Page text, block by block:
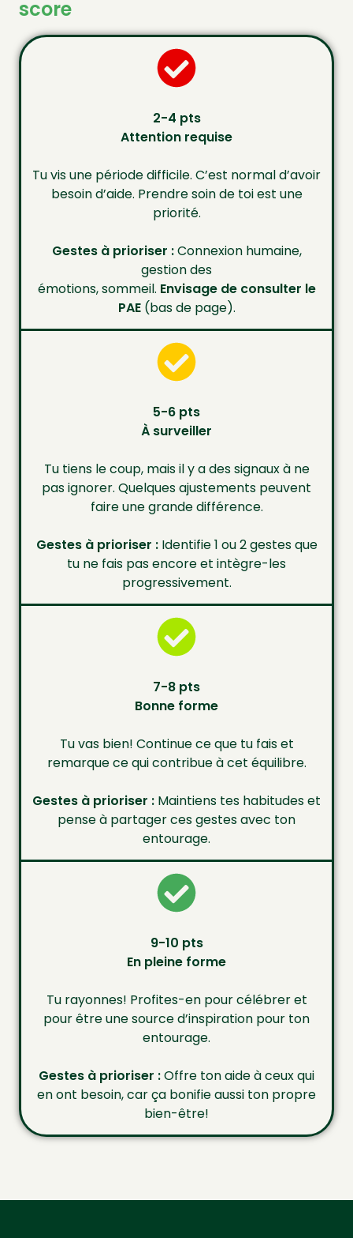
score
2-4 pts
Attention requise
Tu vis une période difficile. C’est normal d’avoir
besoin d’aide. Prendre soin de toi est une
priorité.
Gestes à prioriser :Connexion humaine,
gestion des
émotions, sommeil. Envisage de consulter le
PAE(bas de page).
5-6 pts
À surveiller
Tu tiens le coup, mais il y a des signaux à ne
pas ignorer. Quelques ajustements peuvent
faire une grande différence.
Gestes à prioriser :Identifie 1 ou 2 gestes que
tu ne fais pas encore et intègre-les
progressivement.
7-8 pts
Bonne forme
Tu vas bien! Continue ce que tu fais et
remarque ce qui contribue à cet équilibre.
Gestes à prioriser : Maintiens tes habitudes et
pense à partager ces gestes avec ton
entourage.
9-10 pts
En pleine forme
Tu rayonnes! Profites-en pour célébrer et
pour être une source d’inspiration pour ton
entourage.
Gestes à prioriser :Offre ton aide à ceux qui
en ont besoin, car ça bonifie aussi ton propre
bien-être!